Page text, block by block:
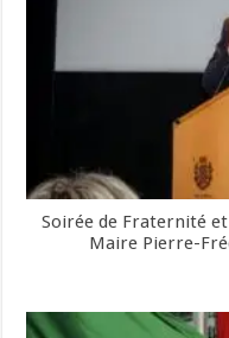
Soirée de Fraternité
Maire Pierre-